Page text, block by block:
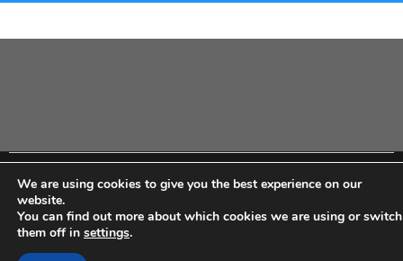
Copyright MHWeb © 2018 - Privacy & GDPR - Cookie Policy -
We are using cookies to give you the best experience on our
website.
You can find out more about which cookies we are using or switch
them off in settings.